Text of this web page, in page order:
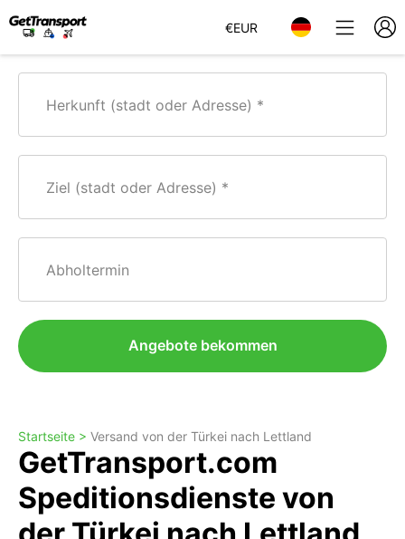
€EUR
Herkunft (stadt oder Adresse)
Ziel (stadt oder Adresse)
Abholtermin
Angebote bekommen
Startseite > Versand von der Türkei nach Lettland
GetTransport.com
Speditionsdienste von